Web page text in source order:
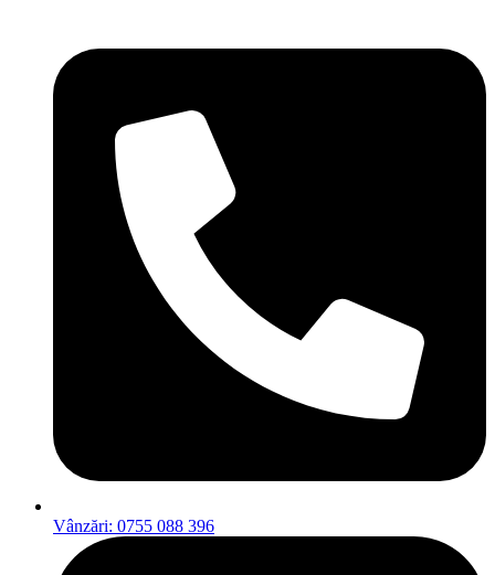
Vânzări: 0755 088 396